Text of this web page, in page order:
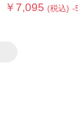
￥7,095 (税込) -